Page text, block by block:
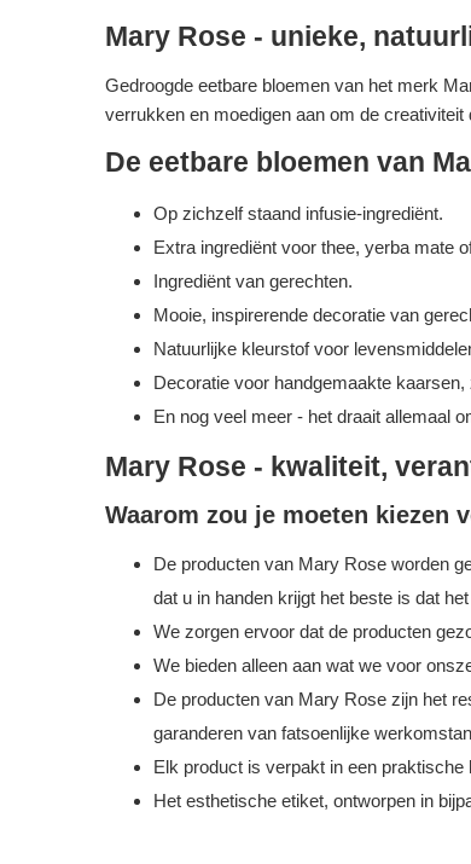
Mary Rose - unieke,
Gedroogde eetbare bloemen van het merk
verrukken en moedigen aan om de
De eetbare bloemen van
Op zichzelf staand infusie-ingrediënt.
Extra ingrediënt voor thee, yerba mate
Ingrediënt van gerechten.
Mooie, inspirerende decoratie van
Natuurlijke kleurstof voor
Decoratie voor handgemaakte
En nog veel meer - het draait allemaal
Mary Rose - kwaliteit,
Waarom zou je moeten kiezen
De producten van Mary Rose worden
dat u in handen krijgt het beste is dat
We zorgen ervoor dat de producten
We bieden alleen aan wat we voor
De producten van Mary Rose zijn het
garanderen van fatsoenlijke
Elk product is verpakt in een
Het esthetische etiket, ontworpen in